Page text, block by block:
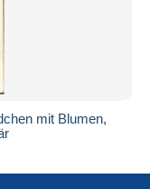
mit Blumen,